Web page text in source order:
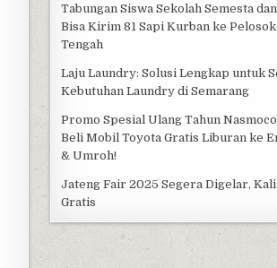
Tabungan Siswa Sekolah Semesta
Bisa Kirim 81 Sapi Kurban ke
Tengah
Laju Laundry: Solusi Lengkap untuk
Kebutuhan Laundry di Semarang
Promo Spesial Ulang Tahun
Beli Mobil Toyota Gratis Liburan ke
& Umroh!
Jateng Fair 2025 Segera Digelar,
Gratis